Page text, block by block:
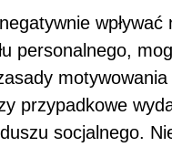
wpływać
personalnego,
motywowania
przypadkowe
socjalnego.